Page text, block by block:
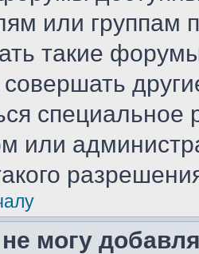
или группам
такие
или
могу